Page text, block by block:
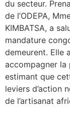
du secteur.
de l’ODEPA,
KIMBATSA, a
mandature
demeurent. Elle
accompagner la
estimant que
leviers d’action
de l’artisanat